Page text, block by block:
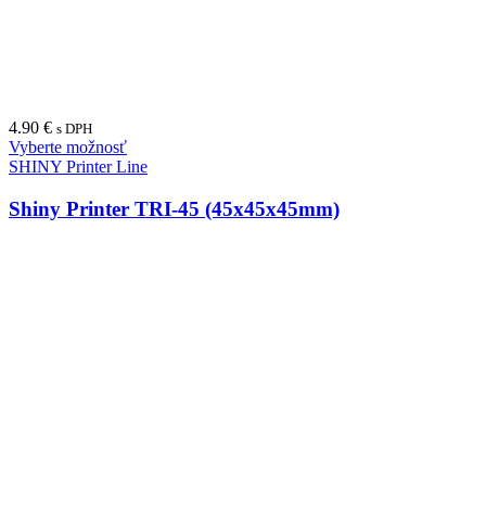
4.90 € s DPH
Vyberte možnosť
SHINY Printer Line
Shiny Printer TRI-45 (45x45x45mm)